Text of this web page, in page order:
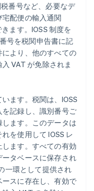
番号など、必要なデ
配便の輸入通関
ます。IOSS 制度を
号を税関申告書に記
より、他のすべての
VAT が免除されま
ます。税関は、IOSS
記録し、識別番号ご
ます。このデータは
を使用して IOSS レ
ます。すべての有効
ータベースに保存され
一環として提供され
スに存在し、有効で